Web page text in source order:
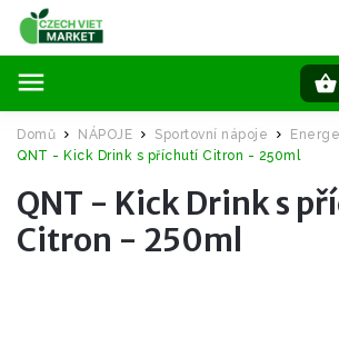
Domů / NÁPOJE / Sportovní nápoje /
QNT - Kick Drink s příchutí Citron - 250ml
QNT - Kick Drink s
Citron - 250ml